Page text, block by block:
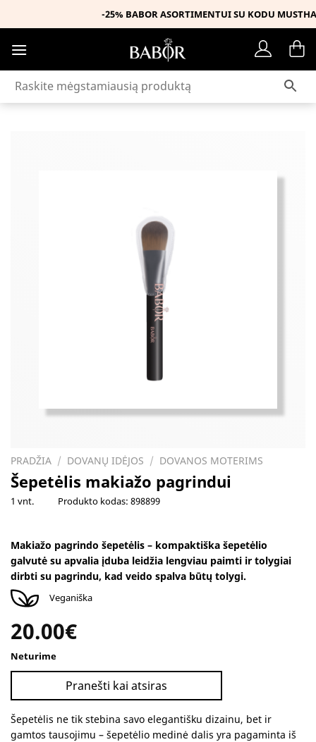
to
content
-25% BABOR ASORTIMENTUI SU KODU MUSTHAVE
PRADŽIA / DOVANŲ IDĖJOS / DOVANOS MOTERIMS
Šepetėlis makiažo pagrindui
1 vnt. Produkto kodas: 898899
Makiažo pagrindo šepetėlis – kompaktiška šepetėlio
galvutė su apvalia įduba leidžia lengviau paimti ir tolygiai
dirbti su pagrindu, kad veido spalva būtų tolygi.
Veganiška
20.00€
Neturime
Pranešti kai atsiras
Šepetėlis ne tik stebina savo elegantišku dizainu, bet ir
gamtos tausojimu – šepetėlio medinė dalis yra pagaminta iš